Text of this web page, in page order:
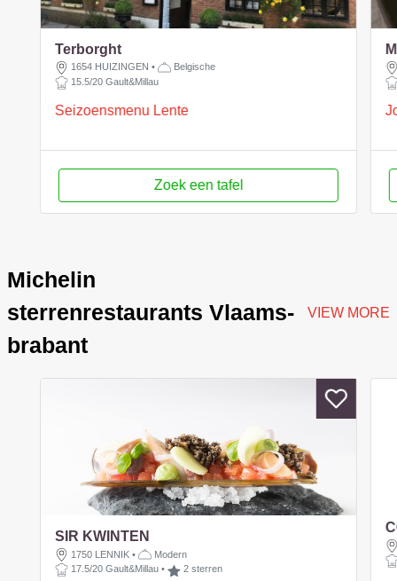
Terborght
1654 HUIZINGEN •
Belgische
15.5/20 Gault&Millau
Seizoensmenu Lente
Zoek een tafel
Michelin
sterrenrestaurants Vlaams-
brabant
VIEW MORE
SIR KWINTEN
1750 LENNIK •
Modern
17.5/20 Gault&Millau • 2 sterren